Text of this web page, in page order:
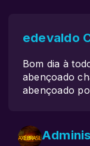
Bom dia à
abençoado
abençoado